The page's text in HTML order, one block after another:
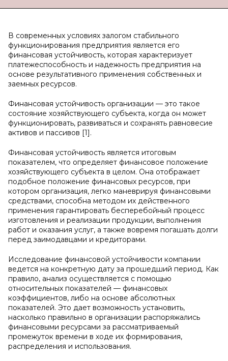
В современных условиях залогом стабильного
функционирования предприятия является его
финансовая устойчивость, которая характеризует
платежеспособность и надежность предприятия на
основе результативного применения собственных и
заемных ресурсов.
Финансовая устойчивость организации — это такое
состояние хозяйствующего субъекта, когда он может
функционировать, развиваться и сохранять равновесие
активов и пассивов [1].
Финансовая устойчивость является итоговым
показателем, что определяет финансовое положение
хозяйствующего субъекта в целом. Она отображает
подобное положение финансовых ресурсов, при
котором организация, легко маневрируя финансовыми
средствами, способна методом их действенного
применения гарантировать бесперебойный процесс
изготовления и реализации продукции, выполнения
работ и оказания услуг, а также вовремя погашать долги
перед заимодавцами и кредиторами.
Исследование финансовой устойчивости компании
ведется на конкретную дату за прошедший период. Как
правило, анализ осуществляется с помощью
относительных показателей — финансовых
коэффициентов, либо на основе абсолютных
показателей. Это дает возможность установить,
насколько правильно в организации распоряжались
финансовыми ресурсами за рассматриваемый
промежуток времени в ходе их формирования,
распределения и использования.